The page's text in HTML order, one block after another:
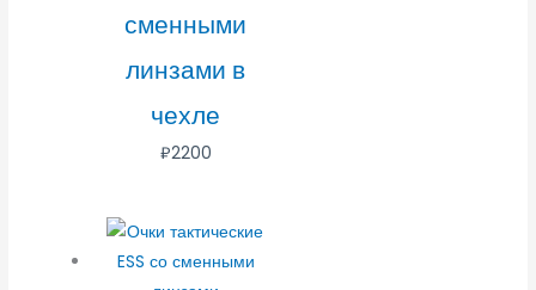
сменными
линзами в
чехле
₽2200